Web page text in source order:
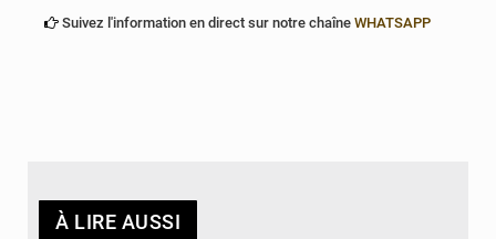
Suivez l'information en direct sur notre chaîne WHATSAPP
À LIRE AUSSI